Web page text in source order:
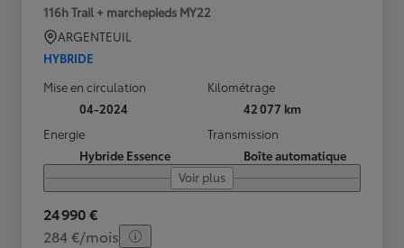
116h Trail + marchepieds MY22
ARGENTEUIL
HYBRIDE
Mise en circulation
04-2024
Kilométrage
42 077 km
Energie
Hybride Essence
Transmission
Boîte automatique
Voir plus
24 990 €
284 €/mois